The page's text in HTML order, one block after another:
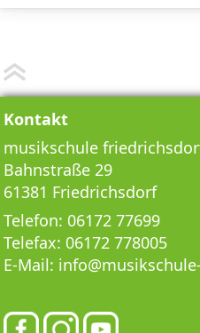
Kontakt
musikschule
Bahnstraße 29
61381 Friedrichsdorf
Telefon:06172 77699
Telefax:06172 778005
E-Mail: